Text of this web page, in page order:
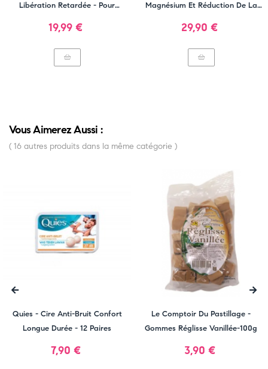
Libération Retardée - Pour
Prix
19,99 €
Magnésium Et Réduction De La
Prix
29,90 €
Vous Aimerez Aussi :
( 16 autres produits dans la même catégorie )
Quies - Cire Anti-Bruit Confort
Longue Durée - 12 Paires
Prix
7,90 €
Le Comptoir Du Pastillage -
Gommes Réglisse Vanillée-100g
Prix
3,90 €
‹